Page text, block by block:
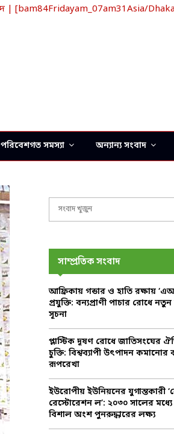
| [bam84Fridayam_07am31Asia/Dhaka]
পরিবেশগত সমস্যা অন্যান্য সংবাদ
o
r
:
সাম্প্রতিক সংবাদ
আফ্রিকায় গন্ডার ও হাতি রক্ষায়
প্রযুক্তি: বন্যপ্রাণী পাচার রোধে
সূচনা
প্লাস্টিক দূষণ রোধে জাতিসংঘের
চুক্তি: বিশ্বব্যাপী উৎপাদন
রূপরেখা
ইউরোপীয় ইউনিয়নের যুগান্তকারী
রেস্টোরেশন ল’: ২০৩০ সালের
বিশাল অংশ পুনরুদ্ধারের লক্ষ্য